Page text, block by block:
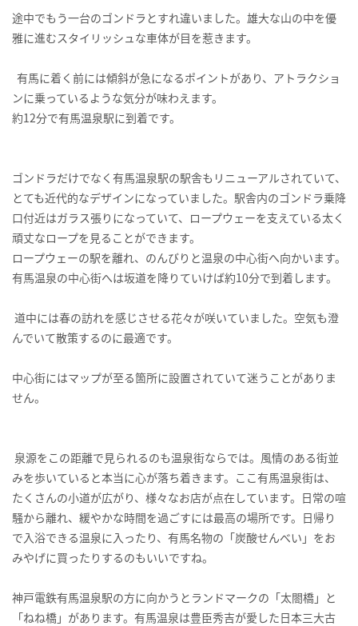
途中でもう一台のゴンドラとすれ違いました。雄大な山の中を優
雅に進むスタイリッシュな車体が目を惹きます。
有馬に着く前には傾斜が急になるポイントがあり、アトラクショ
ンに乗っているような気分が味わえます。
約12分で有馬温泉駅に到着です。
ゴンドラだけでなく有馬温泉駅の駅舎もリニューアルされていて、
とても近代的なデザインになっていました。駅舎内のゴンドラ乗降
口付近はガラス張りになっていて、ロープウェーを支えている太く
頑丈なロープを見ることができます。
ロープウェーの駅を離れ、のんびりと温泉の中心街へ向かいます。
有馬温泉の中心街へは坂道を降りていけば約10分で到着します。
道中には春の訪れを感じさせる花々が咲いていました。空気も澄
んでいて散策するのに最適です。
中心街にはマップが至る箇所に設置されていて迷うことがありま
せん。
泉源をこの距離で見られるのも温泉街ならでは。風情のある街並
みを歩いていると本当に心が落ち着きます。ここ有馬温泉街は、
たくさんの小道が広がり、様々なお店が点在しています。日常の喧
騒から離れ、緩やかな時間を過ごすには最高の場所です。日帰り
で入浴できる温泉に入ったり、有馬名物の「炭酸せんべい」をお
みやげに買ったりするのもいいですね。
神戸電鉄有馬温泉駅の方に向かうとランドマークの「太閤橋」と
「ねね橋」があります。有馬温泉は豊臣秀吉が愛した日本三大古